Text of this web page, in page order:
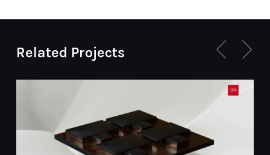
Related Projects